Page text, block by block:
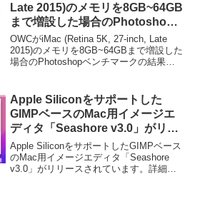
Late 2015)のメモリを8GB~64GB
まで増設した場合のPhotoshop
ベンチマークの結果を公開。
OWCがiMac (Retina 5K, 27-inch, Late
2015)のメモリを8GB~64GBまで増設した
場合のPhotoshopベンチマークの結果を
Apple Siliconをサポートした
GIMPベースのMac用イメージエ
ディタ「Seashore v3.0」がリリ
ース。
Apple SiliconをサポートしたGIMPベース
のMac用イメージエディタ「Seashore
v3.0」がリリースされています。詳細は